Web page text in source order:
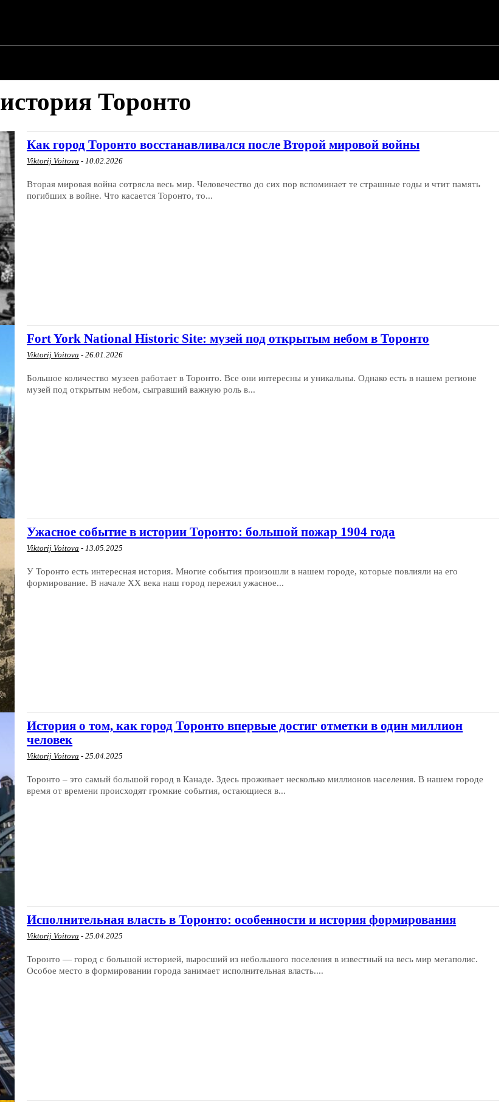
история Торонто
Как город Торонто восстанавливался после Второй мировой войны
Viktorij Voitova - 10.02.2026
Вторая мировая война сотрясла весь мир. Человечество до сих пор вспоминает те страшные годы и чтит память
погибших в войне. Что касается Торонто, то...
Fort York National Historic Site: музей под открытым небом в Торонто
Viktorij Voitova - 26.01.2026
Большое количество музеев работает в Торонто. Все они интересны и уникальны. Однако есть в нашем регионе
музей под открытым небом, сыгравший важную роль в...
Ужасное событие в истории Торонто: большой пожар 1904 года
Viktorij Voitova - 13.05.2025
У Торонто есть интересная история. Многие события произошли в нашем городе, которые повлияли на его
формирование. В начале ХХ века наш город пережил ужасное...
История о том, как город Торонто впервые достиг отметки в один миллион
человек
Viktorij Voitova - 25.04.2025
Торонто – это самый большой город в Канаде. Здесь проживает несколько миллионов населения. В нашем городе
время от времени происходят громкие события, остающиеся в...
Исполнительная власть в Торонто: особенности и история формирования
Viktorij Voitova - 25.04.2025
Торонто — город с большой историей, выросший из небольшого поселения в известный на весь мир мегаполис.
Особое место в формировании города занимает исполнительная власть....